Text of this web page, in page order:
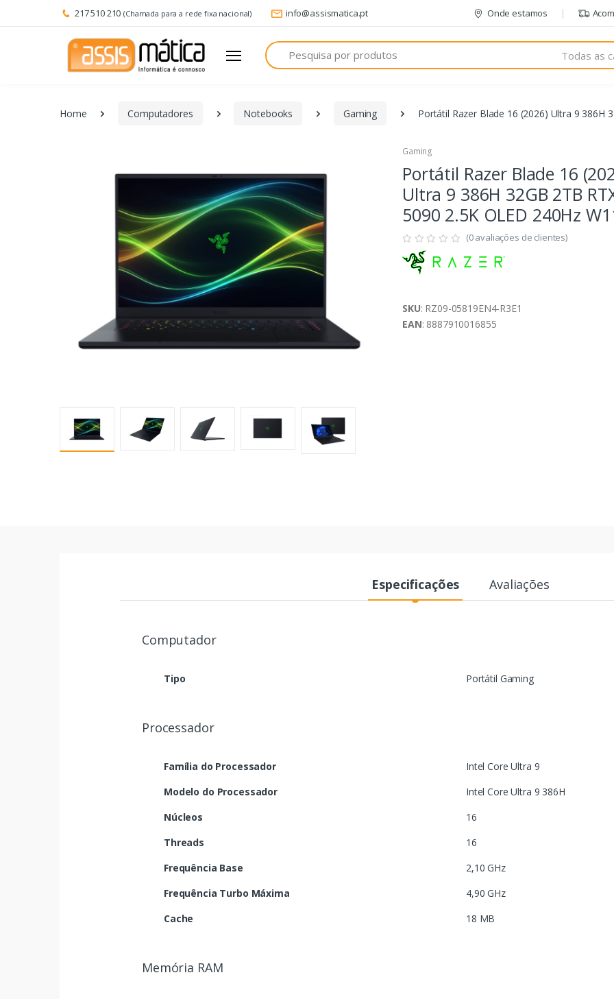
217 510 210 (Chamada para a rede fixa nacional) info@assismatica.pt Onde estamos
Pesquisa
Todas as
Home Computadores Notebooks Gaming Portátil Razer Blade 16 (2026) Ultra 9 386H
Gaming
Portátil Razer Blade 16
Ultra 9 386H 32GB 2TB
5090 2.5K OLED 240Hz
(0 avaliações de clientes)
SKU: RZ09-05819EN4-R3E1
EAN: 8887910016855
Especificações Avaliações
Computador
Tipo Portátil Gaming
Processador
Família do Processador
Intel Core Ultra 9
Modelo do Processador
Intel Core Ultra 9 386H
Núcleos
16
Threads
16
Frequência Base
2,10 GHz
Frequência Turbo Máxima
4,90 GHz
Cache
18 MB
Memória RAM